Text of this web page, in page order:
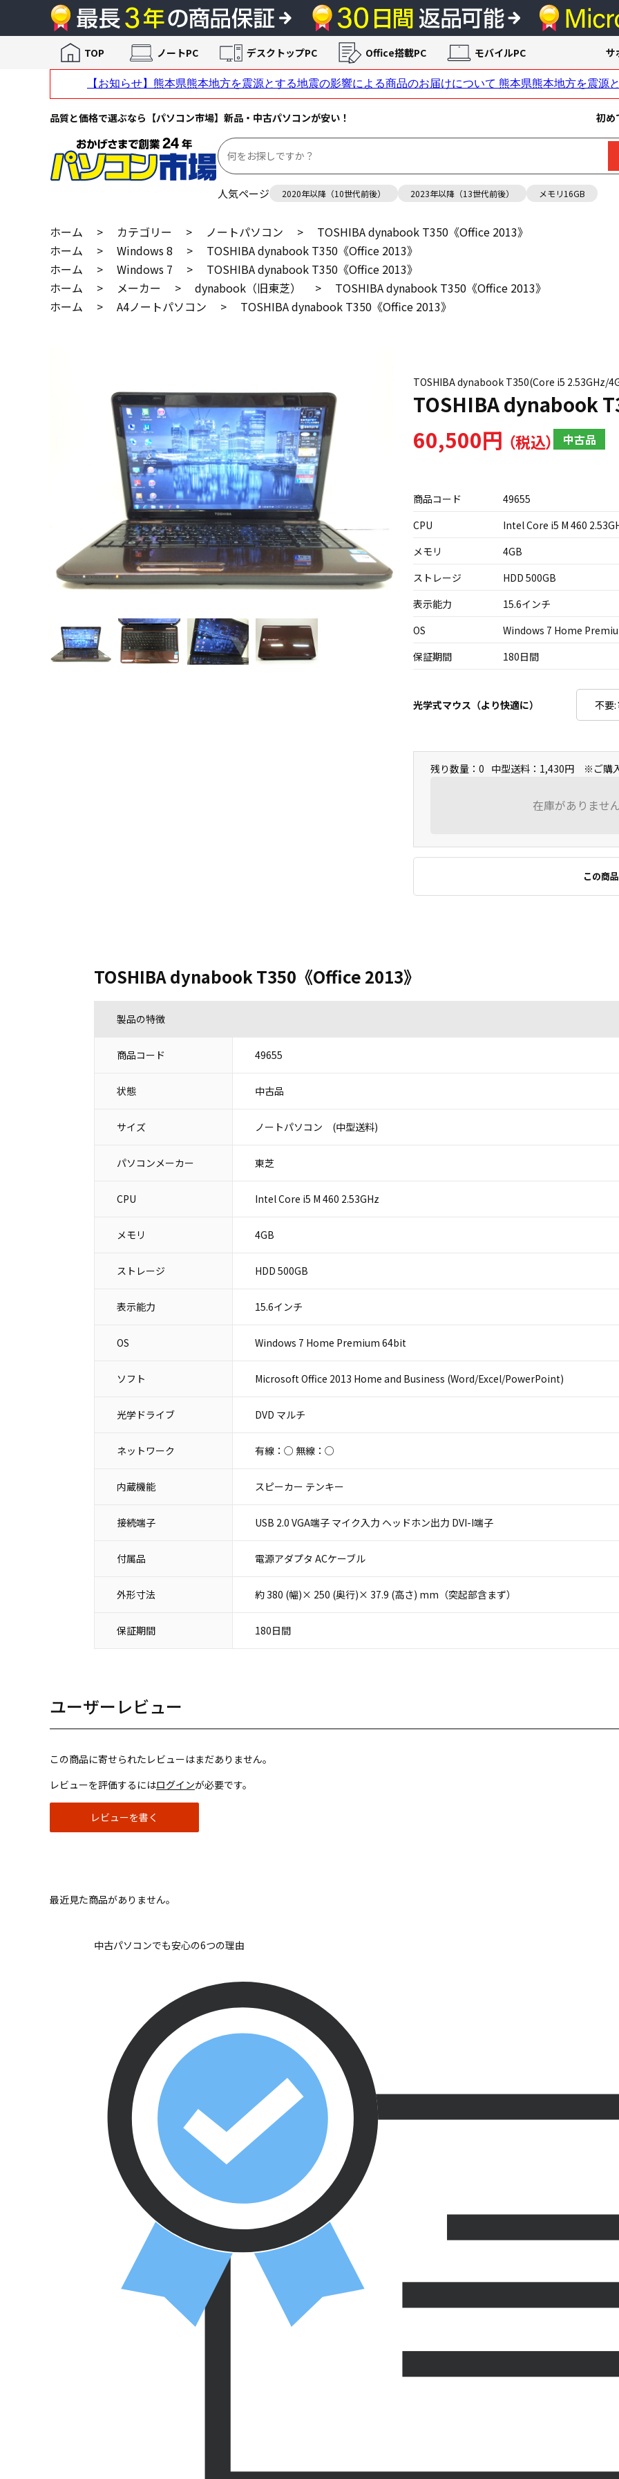
品質と価格で選ぶなら【パソコン市場】新品・中古パソコンが安い！ 初め
人気ページ 2020年以降（10世代前後） 2023年以降（13世代前後） メモリ16GB
TOP ノートPC デスクトップPC Office搭載PC モバイルPC サ
ホーム > カテゴリー > ノートパソコン >
TOSHIBA dynabook T350《Office 2013》
ホーム
> Windows 8 >
TOSHIBA dynabook T350《Office 2013》
ホーム
> Windows 7 >
TOSHIBA dynabook T350《Office 2013》
ホーム
> メーカー > dynabook（旧東芝） >
TOSHIBA dynabook T350《Office 2013》
ホーム
> A4ノートパソコン > TOSHIBA dynabook T350《Office 2013》
TOSHIBA dynabook T350(Core i5 2.53GHz/
TOSHIBA dynabook
60,500円 中古品
商品コード
49655
CPU
Intel Core i5 M 460
メモリ
4GB
ストレージ
HDD 500GB
表示能力
15.6インチ
OS
Windows 7 Home
保証期間
180日間
光学式マウス（より快適に）
残り数量：0 中型送料：1,430円 ※ご購入
在庫がありませ
この商
TOSHIBA dynabook T350《Office 2013》
製品の特徴
商品コード 49655
状態 中古品
サイズ ノートパソコン (中型送料)
パソコンメーカー 東芝
CPU Intel Core i5 M 460 2.53GHz
メモリ 4GB
ストレージ HDD 500GB
表示能力 15.6インチ
OS Windows 7 Home Premium 64bit
ソフト Microsoft Office 2013 Home and Business (Word/Excel/PowerPoint)
光学ドライブ DVD マルチ
ネットワーク 有線：○ 無線：○
内蔵機能 スピーカー テンキー
接続端子 USB 2.0 VGA端子 マイク入力 ヘッドホン出力 DVI-I端子
付属品 電源アダプタ ACケーブル
外形寸法 約 380 (幅)× 250 (奥行)× 37.9 (高さ) mm（突起部含まず）
保証期間 180日間
ユーザーレビュー
この商品に寄せられたレビューはまだありません。
レビューを評価するにはログインが必要です。
レビューを書く
最近見た商品がありません。
中古パソコンでも安心の6つの理由